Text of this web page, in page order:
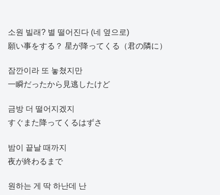
소원 빌래? 별 떨어진다 (네 옆으로)
願い事をする？ 星が降ってくる（君の隣に）
잠깐이라 또 놓쳤지만
一瞬だったから見逃したけど
금방 더 떨어지겠지
すぐまた降ってくるはずさ
밤이 끝날 때까지
夜が終わるまで
원하는 게 딱 하난데 난